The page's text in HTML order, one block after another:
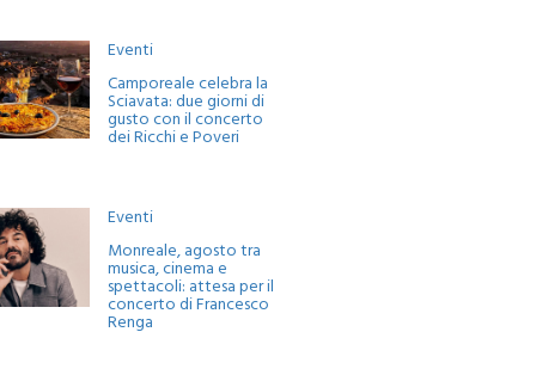
Eventi
Camporeale celebra la
Sciavata: due giorni di
gusto con il concerto
dei Ricchi e Poveri
Eventi
Monreale, agosto tra
musica, cinema e
spettacoli: attesa per il
concerto di Francesco
Renga